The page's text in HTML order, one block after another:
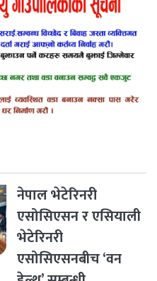
नेपाल भेटेरिनरी
एसोसिएसन र एसियाली
भेटेरिनरी
एसोसिएसनबीच ‘वन